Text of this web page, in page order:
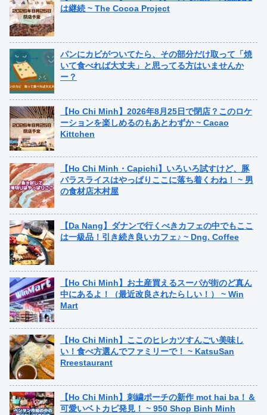
は継続 ~ The Cocoa Project
パンにカビがついてたら、その部分だけ取って「焼
いて食べれば大丈夫」と思ってる方はいませんか
ー？
【Ho Chi Minh】2026年8月25日で閉店？このロケ
ーションを楽しめるのもあとわずか ~ Cacao
Kittchen
【Ho Chi Minh・Capichi】いろいろ試すけど、豚
バラスライスはやっぱりここに落ち着くわね！ ~ 男
の食材店木村屋
【Da Nang】ダナンで行くべきカフェの中でもここ
は一級品！引き続き良いカフェ♪ ~ Dng. Coffee
【Ho Chi Minh】お土産買えるスーパが街のど真ん
中にあるよ！（最近改良されたらしい！） ~ Win
Mart
【Ho Chi Minh】ここのヒレカツすんごい美味し
い！食べ方選んでファミリーで！ ~ KatsuSan
Rreestaurant
【Ho Chi Minh】刺繍ポーチの新作 mot hai ba！＆
可愛いベトカピ発見！ ~ 950 Shop Binh Minh